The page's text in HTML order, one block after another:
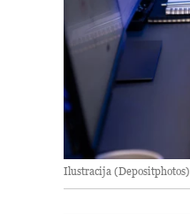
Ilustracija (Depositphotos)